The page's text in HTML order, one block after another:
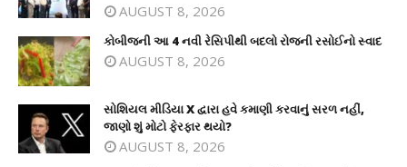
AUGUST 8, 2026
કોબીજની આ 4 નવી રેસિપીથી બદલો રોજની રસોઈનો સ્વાદ
AUGUST 8, 2026
સોશિયલ મીડિયા X દ્વારા હવે કમાણી કરવાનું સરળ નહીં,
જાણો શું મોટો ફેરફાર થયો?
AUGUST 8, 2026